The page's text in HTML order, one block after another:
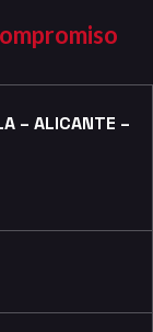
– ALICANTE –